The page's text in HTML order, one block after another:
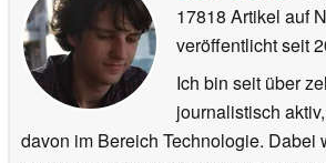
17818 Artikel auf
veröffentlichtseit
Ich bin seit über
journalistisch
davon im Bereich Technologie. Dabei